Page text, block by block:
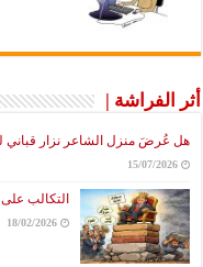
أثر الفراشة |
هل عُرضَ منزل الشاعر نزار قباني
15/07/2026
التكالب
18/02/2026